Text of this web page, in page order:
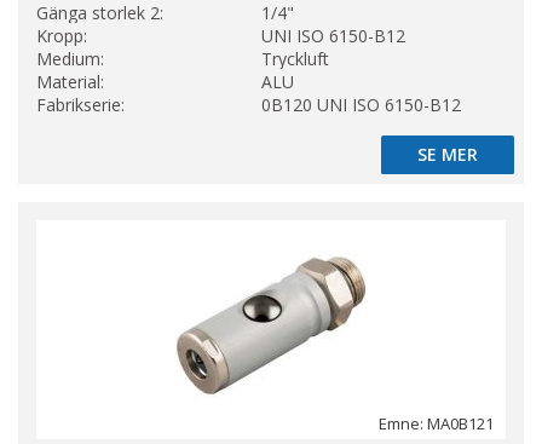
Gänga storlek 2:
1/4"
Kropp:
UNI ISO 6150-B12
Medium:
Tryckluft
Material:
ALU
Fabrikserie:
0B120 UNI ISO 6150-B12
SE MER
SE MER
Emne: MA0B121